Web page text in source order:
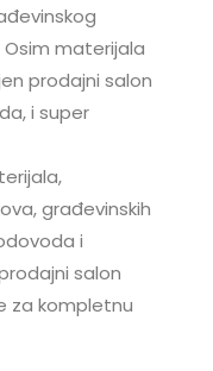
materijala
prodajni salon
i super
građevinskih
i
salon
za kompletnu